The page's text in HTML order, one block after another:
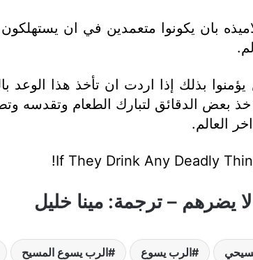
بان يكونوا متعمدين في ان
بذلك إذا اردت ان تأخذ هذا
خذ بعض الدقائق لتبارك الطعام
العالم.
If They Drink Any Deadly
يضرهم – ترجمة: مينا خليل
الرب يسوع الرب يسوع المسيح